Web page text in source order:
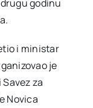
godinu
i ministar
je
za
Novica